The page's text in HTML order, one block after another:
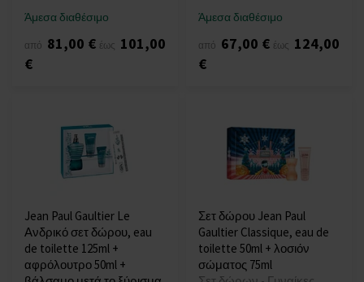
Άμεσα διαθέσιμο
από 81,00 € έως 101,00
€
Άμεσα διαθέσιμο
από 67,00 € έως 124,00
€
Jean Paul Gaultier Le
Ανδρικό σετ δώρου, eau
de toilette 125ml +
αφρόλουτρο 50ml +
Σετ δώρου Jean Paul
Gaultier Classique, eau de
toilette 50ml + λοσιόν
σώματος 75ml